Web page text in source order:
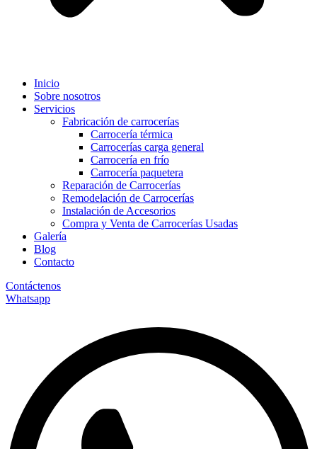
Inicio
Sobre nosotros
Servicios
Fabricación de carrocerías
Carrocería térmica
Carrocerías carga general
Carrocería en frío
Carrocería paquetera
Reparación de Carrocerías
Remodelación de Carrocerías
Instalación de Accesorios
Compra y Venta de Carrocerías Usadas
Galería
Blog
Contacto
Contáctenos
Whatsapp